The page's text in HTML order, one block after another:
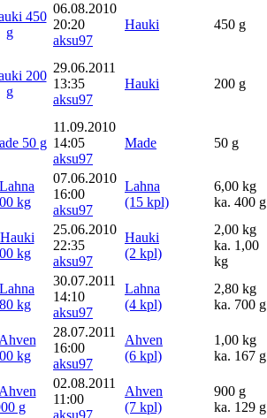
06.08.2010
20:20
aksu97
Hauki 450 g
29.06.2011
13:35
aksu97
Hauki 200 g
11.09.2010
14:05
aksu97
Made 50 g
07.06.2010
16:00
aksu97
Lahna
(15 kpl)
6,00 kg
ka. 400 g
25.06.2010
22:35
aksu97
Hauki
(2 kpl)
2,00 kg
ka. 1,00
kg
30.07.2011
14:10
aksu97
Lahna
(4 kpl)
2,80 kg
ka. 700 g
28.07.2011
16:00
aksu97
Ahven
(6 kpl)
1,00 kg
ka. 167 g
02.08.2011
11:00
aksu97
Ahven
(7 kpl)
900 g
ka. 129 g